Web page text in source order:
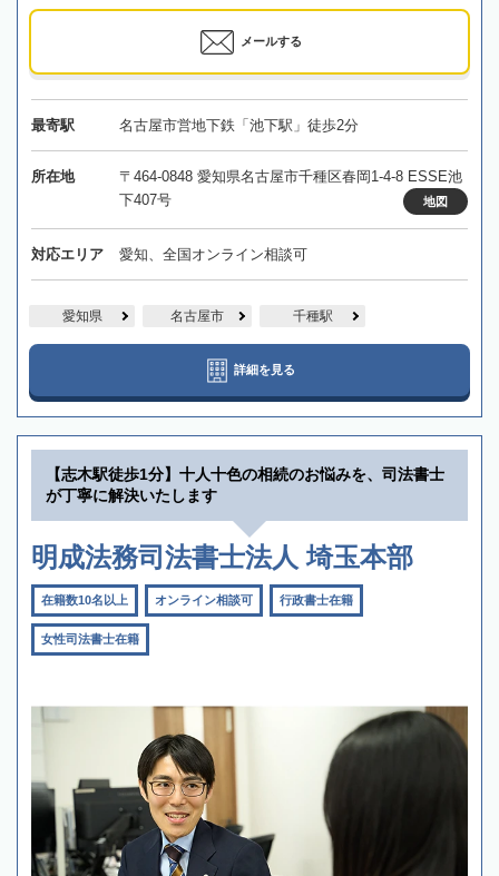
メールする
最寄駅 名古屋市営地下鉄「池下駅」徒歩2分
所在地
〒464-0848 愛知県名古屋市千種区春岡1-4-8 ESSE池
下407号
地図
対応エリア 愛知、全国オンライン相談可
愛知県 名古屋市 千種駅
詳細を見る
【志木駅徒歩1分】十人十色の相続のお悩みを、司法書士
が丁寧に解決いたします
明成法務司法書士法人 埼玉本部
在籍数10名以上 オンライン相談可 行政書士在籍
女性司法書士在籍